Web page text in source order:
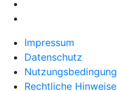
Impressum
Datenschutz
Rechtliche Hinweise